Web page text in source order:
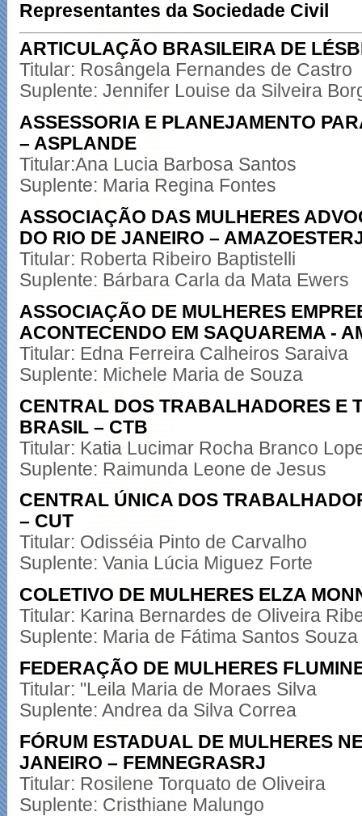
Representantes da Sociedade Civil
ARTICULAÇÃO BRASILEIRA DE
Titular: Rosângela Fernandes de Castro
Suplente: Jennifer Louise da Silveira
ASSESSORIA E PLANEJAMENTO
– ASPLANDE
Titular:Ana Lucia Barbosa Santos
Suplente: Maria Regina Fontes
ASSOCIAÇÃO DAS MULHERES
DO RIO DE JANEIRO –
Titular: Roberta Ribeiro Baptistelli
Suplente: Bárbara Carla da Mata Ewers
ASSOCIAÇÃO DE MULHERES
ACONTECENDO EM SAQUAREMA -
Titular: Edna Ferreira Calheiros Saraiva
Suplente: Michele Maria de Souza
CENTRAL DOS TRABALHADORES E
BRASIL – CTB
Titular: Katia Lucimar Rocha Branco
Suplente: Raimunda Leone de Jesus
CENTRAL ÚNICA DOS
– CUT
Titular: Odisséia Pinto de Carvalho
Suplente: Vania Lúcia Miguez Forte
COLETIVO DE MULHERES ELZA
Titular: Karina Bernardes de Oliveira
Suplente: Maria de Fátima Santos Souza
FEDERAÇÃO DE MULHERES
Titular: "Leila Maria de Moraes Silva
Suplente: Andrea da Silva Correa
FÓRUM ESTADUAL DE MULHERES
JANEIRO – FEMNEGRASRJ
Titular: Rosilene Torquato de Oliveira
Suplente: Cristhiane Malungo